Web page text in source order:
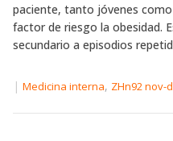
paciente, tanto jóvenes
factor de riesgo la obesidad.
secundario a episodios
| Medicina interna, ZHn92 nov-